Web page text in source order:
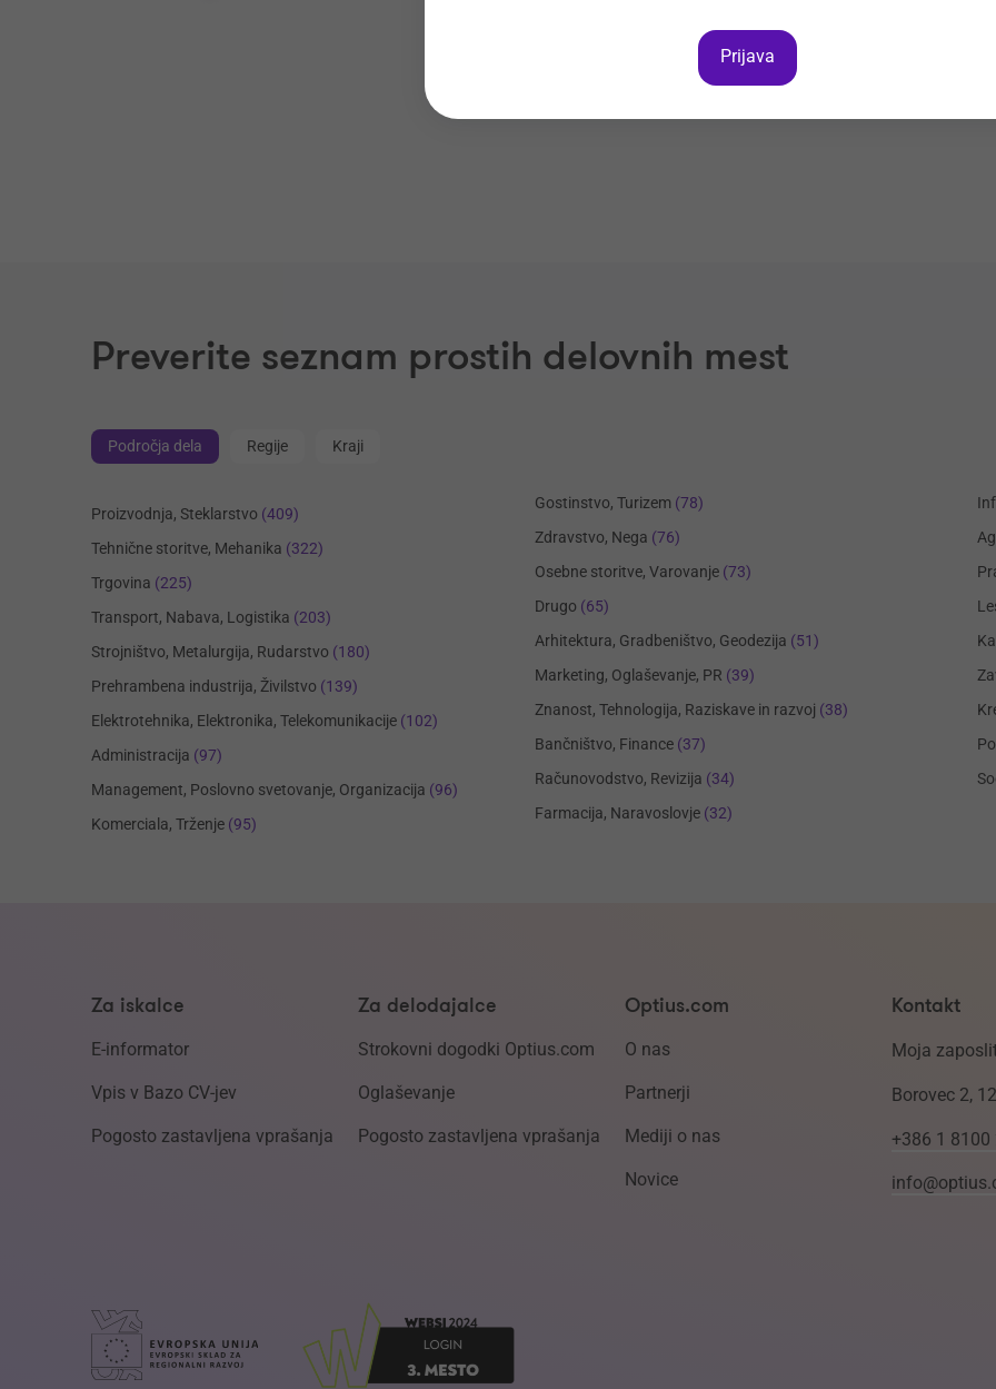
Preverite seznam prostih delovnih mest
Področja dela Regije Kraji
Proizvodnja, Steklarstvo (409)
Tehnične storitve, Mehanika (322)
Trgovina (225)
Transport, Nabava, Logistika (203)
Strojništvo, Metalurgija, Rudarstvo (180)
Prehrambena industrija, Živilstvo (139)
Elektrotehnika, Elektronika, Telekomunikacije (102)
Administracija (97)
Management, Poslovno svetovanje, Organizacija (96)
Komerciala, Trženje (95)
Gostinstvo, Turizem (78)
Zdravstvo, Nega (76)
Osebne storitve, Varovanje (73)
Drugo (65)
Arhitektura, Gradbeništvo, Geodezija (51)
Marketing, Oglaševanje, PR (39)
Znanost, Tehnologija, Raziskave in razvoj (38)
Bančništvo, Finance (37)
Računovodstvo, Revizija (34)
Farmacija, Naravoslovje (32)
Za iskalce
E-informator
Vpis v Bazo CV-jev
Pogosto zastavljena vprašanja
Za delodajalce
Strokovni dogodki Optius.com
Oglaševanje
Pogosto zastavljena vprašanja
Optius.com
O nas
Partnerji
Mediji o nas
Novice
Kontakt
Moja
Borovec 2,
+386 1 8100
Prijava